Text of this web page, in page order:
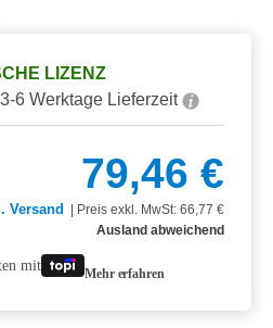
LIZENZ
6 Werktage Lieferzeit
79,46 €
Versand
Preis exkl. MwSt: 66,77 €
Ausland abweichend
mit Mehr erfahren